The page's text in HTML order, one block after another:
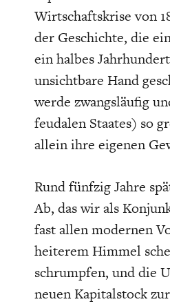
UNGLEICHHEIT
Wirtschaftskrise von
der Geschichte, die
ein halbes
unsichtbare Hand
werde zwangsläufig
feudalen Staates) so
allein ihre eigenen
Rund fünfzig Jahre
Ab, das wir als
fast allen modernen
heiterem Himmel
schrumpfen, und die
neuen Kapitalstock